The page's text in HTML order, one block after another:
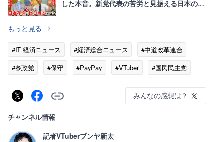
した本音。新党代表の苦労と見据える日本の再
もっと見る
#IT 経済ニュース #経済総合ニュース
#中道改革連合
#参政党
#保守 #PayPay #VTuber
#国民民主党
みんなの感想は？
チャンネル情報
記者VTuberブンヤ新太